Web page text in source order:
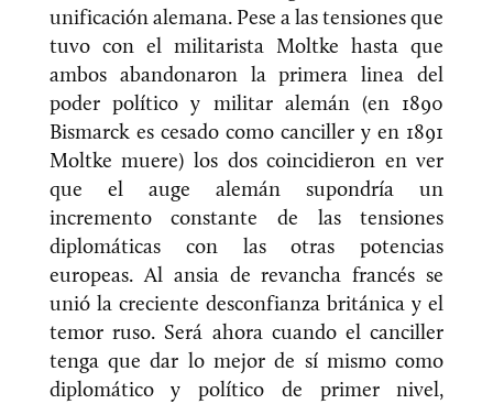
unificación alemana. Pese a las tensiones que
tuvo con el militarista Moltke hasta que
ambos abandonaron la primera linea del
poder político y militar alemán (en 1890
Bismarck es cesado como canciller y en 1891
Moltke muere) los dos coincidieron en ver
que el auge alemán supondría un
incremento constante de las tensiones
diplomáticas con las otras potencias
europeas. Al ansia de revancha francés se
unió la creciente desconfianza británica y el
temor ruso. Será ahora cuando el canciller
tenga que dar lo mejor de sí mismo como
diplomático y político de primer nivel,